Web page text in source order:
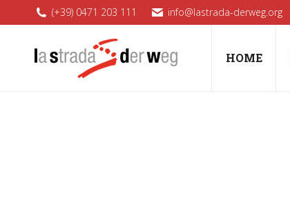
(+39) 0471 203 111 info@lastrada-derweg.org
HOME